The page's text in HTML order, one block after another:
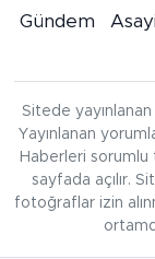
Gündem
Sitede
Yayınlanan
Haberleri sorumlu
sayfada açılır.
fotoğraflar izin